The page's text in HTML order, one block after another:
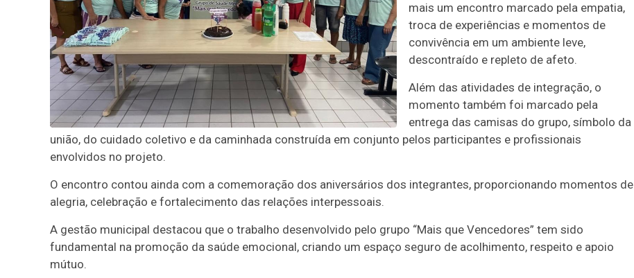
mais um encontro marcado pela empatia,
troca de experiências e momentos de
convivência em um ambiente leve,
descontraído e repleto de afeto.
Além das atividades de integração, o
momento também foi marcado pela
entrega das camisas do grupo, símbolo da
união, do cuidado coletivo e da caminhada construída em conjunto pelos participantes e profissionais
envolvidos no projeto.
O encontro contou ainda com a comemoração dos aniversários dos integrantes, proporcionando momentos de
alegria, celebração e fortalecimento das relações interpessoais.
A gestão municipal destacou que o trabalho desenvolvido pelo grupo “Mais que Vencedores” tem sido
fundamental na promoção da saúde emocional, criando um espaço seguro de acolhimento, respeito e apoio
mútuo.